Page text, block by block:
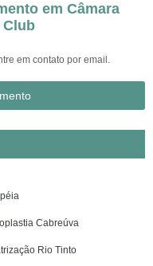
em Câmara
Club
em contato por email.
Cabreúva
Rio Tinto